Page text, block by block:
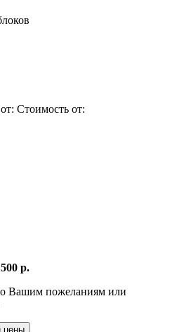
Стоимость от:
р.
Вашим пожеланиям или
цены